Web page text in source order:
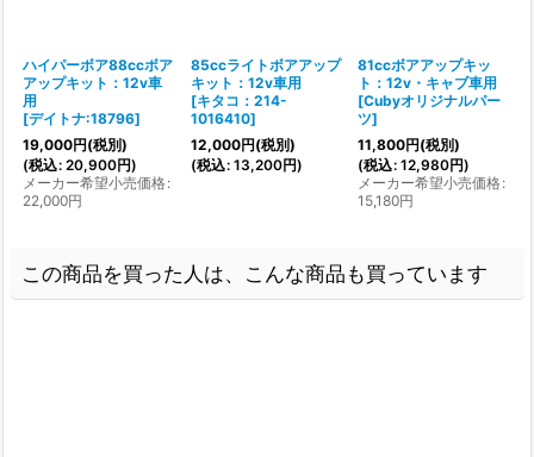
ハイパーボア88ccボア
アップキット：12v車
用
[デイトナ:18796]
19,000円(税別)
(税込: 20,900円)
メーカー希望小売価格:
22,000円
85ccライトボアアップ
キット：12v車用
[キタコ：214-
1016410]
12,000円(税別)
(税込: 13,200円)
81ccボアアップキッ
ト：12v・キャブ車用
[Cubyオリジナルパー
ツ]
11,800円(税別)
(税込: 12,980円)
メーカー希望小売価格:
15,180円
この商品を買った人は、こんな商品も買っています